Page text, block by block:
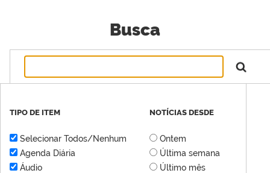
Busca
TIPO DE ITEM
Selecionar Todos/Nenhum
Agenda Diária
Áudio
NOTÍCIAS DESDE
Ontem
Última semana
Último mês